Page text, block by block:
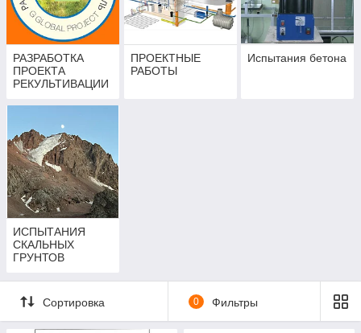
РАЗРАБОТКА
ПРОЕКТА
РЕКУЛЬТИВАЦИИ
ЗЕМЕЛЬ
ПРОЕКТНЫЕ
РАБОТЫ
Испытания бетона
ИСПЫТАНИЯ
СКАЛЬНЫХ
ГРУНТОВ
Сортировка 0 Фильтры